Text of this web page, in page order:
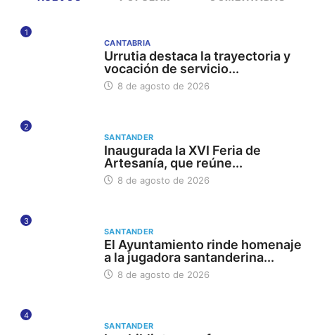
1
CANTABRIA
Urrutia destaca la trayectoria y
vocación de servicio...
8 de agosto de 2026
2
SANTANDER
Inaugurada la XVI Feria de
Artesanía, que reúne...
8 de agosto de 2026
3
SANTANDER
El Ayuntamiento rinde homenaje
a la jugadora santanderina...
8 de agosto de 2026
4
SANTANDER